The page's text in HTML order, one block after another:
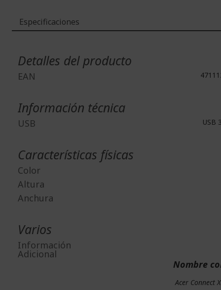
Especificaciones
Detalles del producto
EAN
Información técnica
USB USB
Características físicas
Color
Altura
Anchura
Varios
Información
Adicional
Nombre
Acer Connect